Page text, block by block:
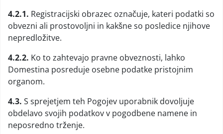
4.2.1. Registracijski obrazec označuje, kateri podatki so
obvezni ali prostovoljni in kakšne so posledice njihove
nepredložitve.
4.2.2. Ko to zahtevajo pravne obveznosti, lahko
Domestina posreduje osebne podatke pristojnim
organom.
4.3. S sprejetjem teh Pogojev uporabnik dovoljuje
obdelavo svojih podatkov v pogodbene namene in
neposredno trženje.